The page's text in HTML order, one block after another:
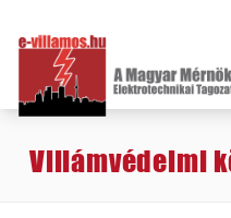
Villámvédelmi